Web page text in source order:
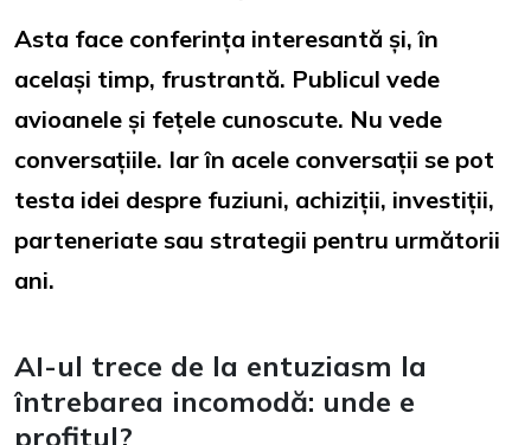
Asta face conferința interesantă și, în
același timp, frustrantă. Publicul vede
avioanele și fețele cunoscute. Nu vede
conversațiile. Iar în acele conversații se pot
testa idei despre fuziuni, achiziții, investiții,
parteneriate sau strategii pentru următorii
ani.
AI-ul trece de la entuziasm la
întrebarea incomodă: unde e
profitul?